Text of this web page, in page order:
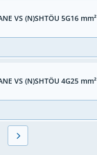
VS (N)SHTÖU 5G16 mm²
VS (N)SHTÖU 4G25 mm²
actuellement la page